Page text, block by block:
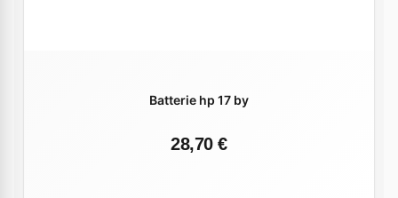
Batterie hp 17 by
28,70 €